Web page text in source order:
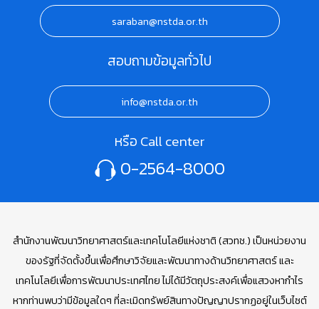
saraban@nstda.or.th
สอบถามข้อมูลทั่วไป
info@nstda.or.th
หรือ Call center
0-2564-8000
สำนักงานพัฒนาวิทยาศาสตร์และเทคโนโลยีแห่งชาติ (สวทช.) เป็นหน่วยงาน
ของรัฐที่จัดตั้งขึ้นเพื่อศึกษาวิจัยและพัฒนาทางด้านวิทยาศาสตร์ และ
เทคโนโลยีเพื่อการพัฒนาประเทศไทย ไม่ได้มีวัตถุประสงค์เพื่อแสวงหากำไร
หากท่านพบว่ามีข้อมูลใดๆ ที่ละเมิดทรัพย์สินทางปัญญาปรากฏอยู่ในเว็บไซต์